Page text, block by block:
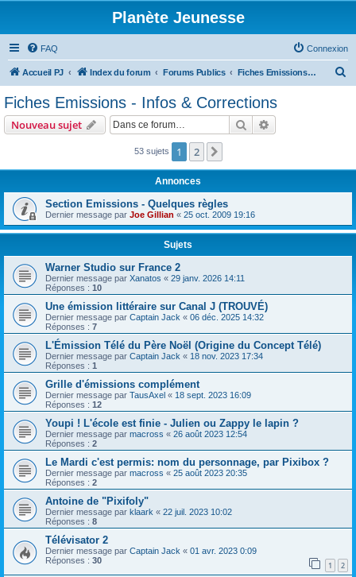
Planète Jeunesse
FAQ Connexion
Accueil PJ Index du forum Forums Publics Fiches Emissions - Infos & Corrections
e
Fiches Emissions - Infos & Corrections
Nouveau sujet Rechercher
53 sujets 1 2
Annonces
Section Emissions - Quelques règles
Dernier message par Joe Gillian « 25 oct. 2009 19:16
Sujets
Warner Studio sur France 2
Dernier message par Xanatos « 29 janv. 2026 14:11
Réponses : 10
Une émission littéraire sur Canal J (TROUVÉ)
Dernier message par Captain Jack « 06 déc. 2025 14:32
Réponses : 7
L'Émission Télé du Père Noël (Origine du Concept Télé)
Dernier message par Captain Jack « 18 nov. 2023 17:34
Réponses : 1
Grille d'émissions complément
Dernier message par TausAxel « 18 sept. 2023 16:09
Réponses : 12
Youpi ! L'école est finie - Julien ou Zappy le lapin ?
Dernier message par macross « 26 août 2023 12:54
Réponses : 2
Le Mardi c'est permis: nom du personnage, par Pixibox ?
Dernier message par macross « 25 août 2023 20:35
Réponses : 2
Antoine de "Pixifoly"
Dernier message par klaark « 22 juil. 2023 10:02
Réponses : 8
Télévisator 2
Dernier message par Captain Jack « 01 avr. 2023 0:09
Réponses : 30 1 2